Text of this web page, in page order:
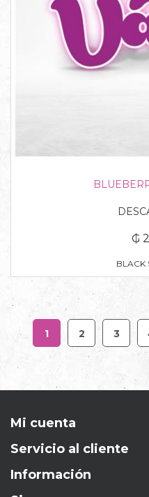
₲
BLACK
1 2 3
Mi cuenta
Servicio al cliente
Información